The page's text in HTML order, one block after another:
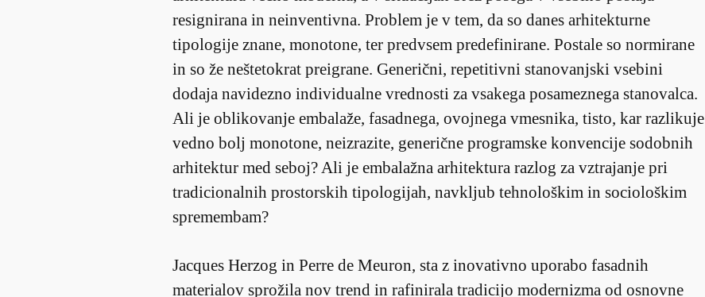
resignirana in neinventivna. Problem je v tem, da so danes arhitekturne
tipologije znane, monotone, ter predvsem predefinirane. Postale so normirane
in so že neštetokrat preigrane. Generični, repetitivni stanovanjski vsebini
dodaja navidezno individualne vrednosti za vsakega posameznega stanovalca.
Ali je oblikovanje embalaže, fasadnega, ovojnega vmesnika, tisto, kar razlikuje
vedno bolj monotone, neizrazite, generične programske konvencije sodobnih
arhitektur med seboj? Ali je embalažna arhitektura razlog za vztrajanje pri
tradicionalnih prostorskih tipologijah, navkljub tehnološkim in sociološkim
spremembam?
Jacques Herzog in Perre de Meuron, sta z inovativno uporabo fasadnih
materialov sprožila nov trend in rafinirala tradicijo modernizma od osnovne